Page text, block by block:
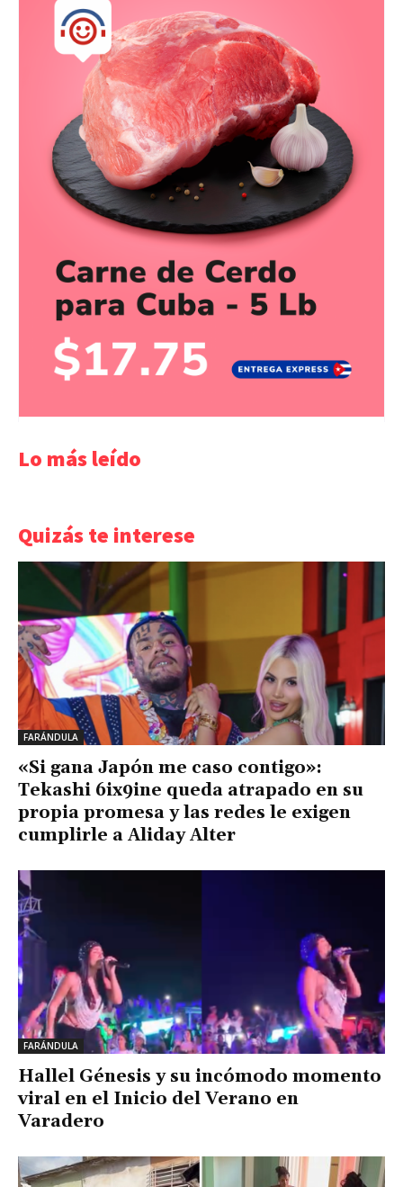
Lo más leído
Quizás te interese
FARÁNDULA
«Si gana Japón me caso contigo»:
Tekashi 6ix9ine queda atrapado en su
propia promesa y las redes le exigen
cumplirle a Aliday Alter
FARÁNDULA
Hallel Génesis y su incómodo momento
viral en el Inicio del Verano en
Varadero